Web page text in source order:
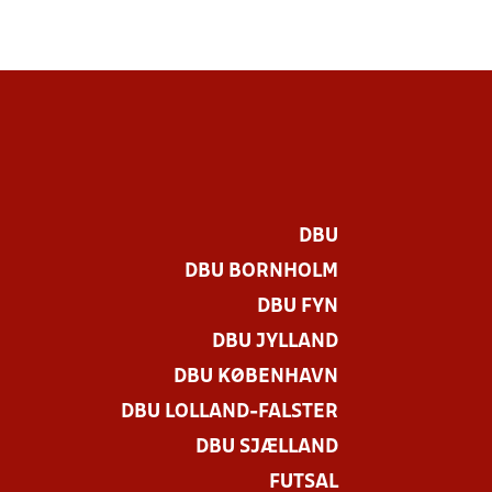
DBU
DBU BORNHOLM
DBU FYN
DBU JYLLAND
DBU KØBENHAVN
DBU LOLLAND-FALSTER
DBU SJÆLLAND
FUTSAL